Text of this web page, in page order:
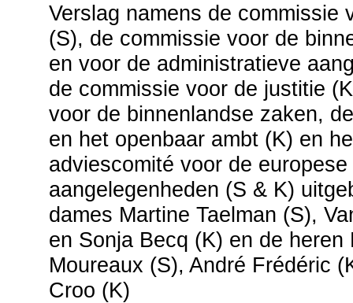
Verslag namens de commissie
(S), de commissie voor de
en voor de administratieve
de commissie voor de justitie
voor de binnenlandse zaken,
en het openbaar ambt (K) en
adviescomité voor de europese
aangelegenheden (S & K)
dames Martine Taelman (S),
en Sonja Becq (K) en de heren
Moureaux (S), André Frédéric
Croo (K)